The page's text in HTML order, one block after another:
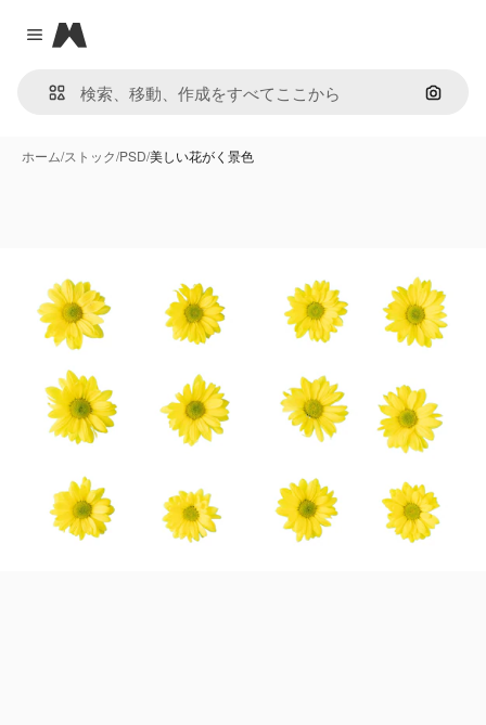
Close menu
Magnific
画像で
ホーム/ストック/PSD/美しい花がく景色